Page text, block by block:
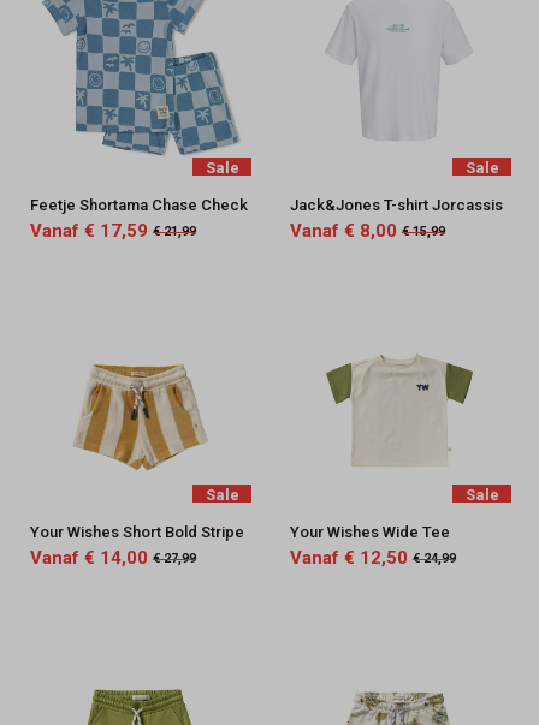
Sale
Feetje Shortama Chase Check
Vanaf € 17,59 € 21,99
Sale
Jack&Jones T-shirt Jorcassis
Vanaf € 8,00 € 15,99
Sale
Your Wishes Short Bold Stripe
Vanaf € 14,00 € 27,99
Sale
Your Wishes Wide Tee
Vanaf € 12,50 € 24,99